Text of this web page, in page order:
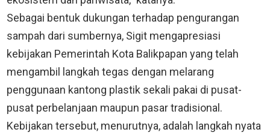
Sebagai bentuk dukungan terhadap pengurangan
sampah dari sumbernya, Sigit mengapresiasi
kebijakan Pemerintah Kota Balikpapan yang telah
mengambil langkah tegas dengan melarang
penggunaan kantong plastik sekali pakai di pusat-
pusat perbelanjaan maupun pasar tradisional.
Kebijakan tersebut, menurutnya, adalah langkah nyata